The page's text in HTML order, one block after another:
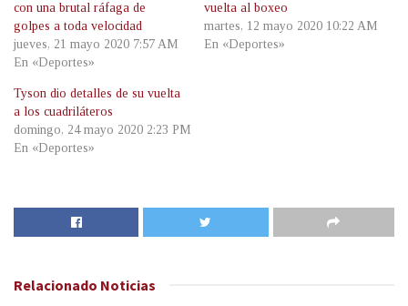
con una brutal ráfaga de
golpes a toda velocidad
jueves, 21 mayo 2020 7:57 AM
En «Deportes»
vuelta al boxeo
martes, 12 mayo 2020 10:22 AM
En «Deportes»
Tyson dio detalles de su vuelta
a los cuadriláteros
domingo, 24 mayo 2020 2:23 PM
En «Deportes»
Relacionado Noticias